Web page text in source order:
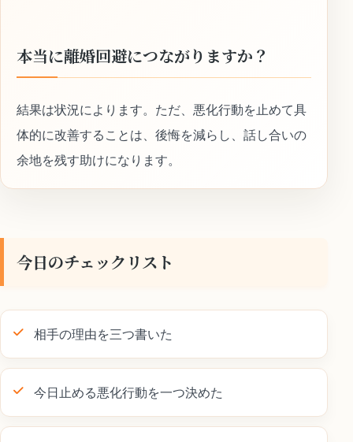
本当に離婚回避につながりますか？
結果は状況によります。ただ、悪化行動を止めて具
体的に改善することは、後悔を減らし、話し合いの
余地を残す助けになります。
今日のチェックリスト
相手の理由を三つ書いた
今日止める悪化行動を一つ決めた